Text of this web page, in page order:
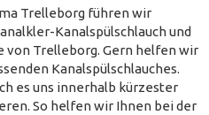
Trelleborg führen wir
Kanalspülschlauch und
von Trelleborg. Gern helfen wir
Kanalspülschlauches.
es uns innerhalb kürzester
So helfen wir Ihnen bei der